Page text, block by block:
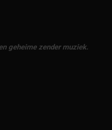
geheime zender muziek.